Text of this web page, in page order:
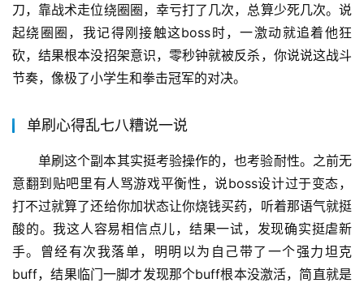
刀，靠战术走位绕圈圈，幸亏打了几次，总算少死几次。说
起绕圈圈，我记得刚接触这boss时，一激动就追着他狂
砍，结果根本没招架意识，零秒钟就被反杀，你说说这战斗
节奏，像极了小学生和拳击冠军的对决。
单刷心得乱七八糟说一说
单刷这个副本其实挺考验操作的，也考验耐性。之前无
意翻到贴吧里有人骂游戏平衡性，说boss设计过于变态，
打不过就算了还给你加状态让你烧钱买药，听着那语气就挺
酸的。我这人容易相信点儿，结果一试，发现确实挺虐新
手。曾经有次我落单，明明以为自己带了一个强力坦克
buff，结果临门一脚才发现那个buff根本没激活，简直就是